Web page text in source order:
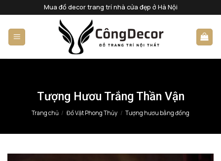
qua
nội
dung
Mua đồ decor trang trí nhà cửa đẹp ở Hà Nội
Tượng Hươu Trắng Thần Vận
Trang chủ / Đồ Vật Phong Thủy / Tượng hươu bằng đồng